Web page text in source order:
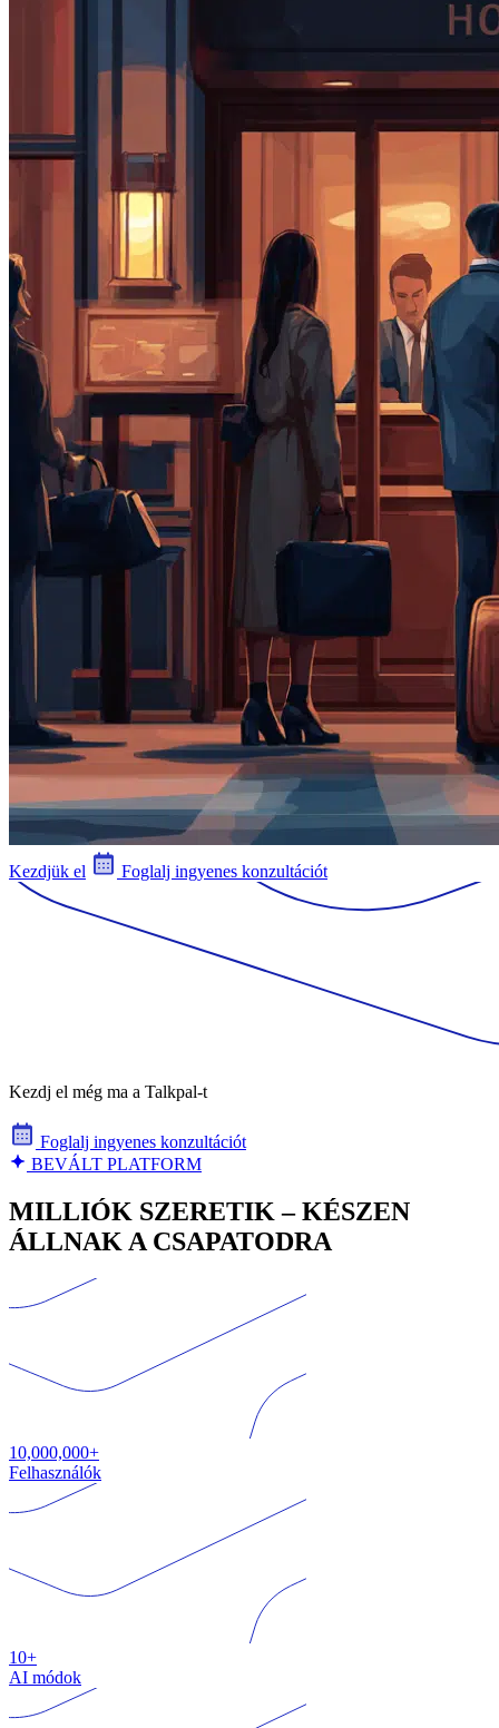
Kezdjük el Foglalj ingyenes konzultációt
Kezdj el még ma a Talkpal-t
Foglalj ingyenes konzultációt
BEVÁLT PLATFORM
MILLIÓK SZERETIK – KÉSZEN
ÁLLNAK A CSAPATODRA
10,000,000+
Felhasználók
10+
AI módok